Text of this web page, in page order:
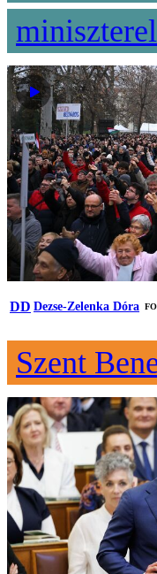
DD Dezse-Zelenka Dóra
Szent